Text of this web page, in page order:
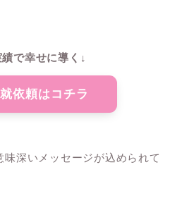
で幸せに導く↓
依頼はコチラ
深いメッセージが込められて